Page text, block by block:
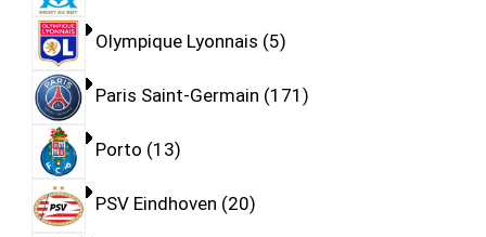
Olympique Lyonnais 5
Paris Saint-Germain 171
Porto 13
PSV Eindhoven 20